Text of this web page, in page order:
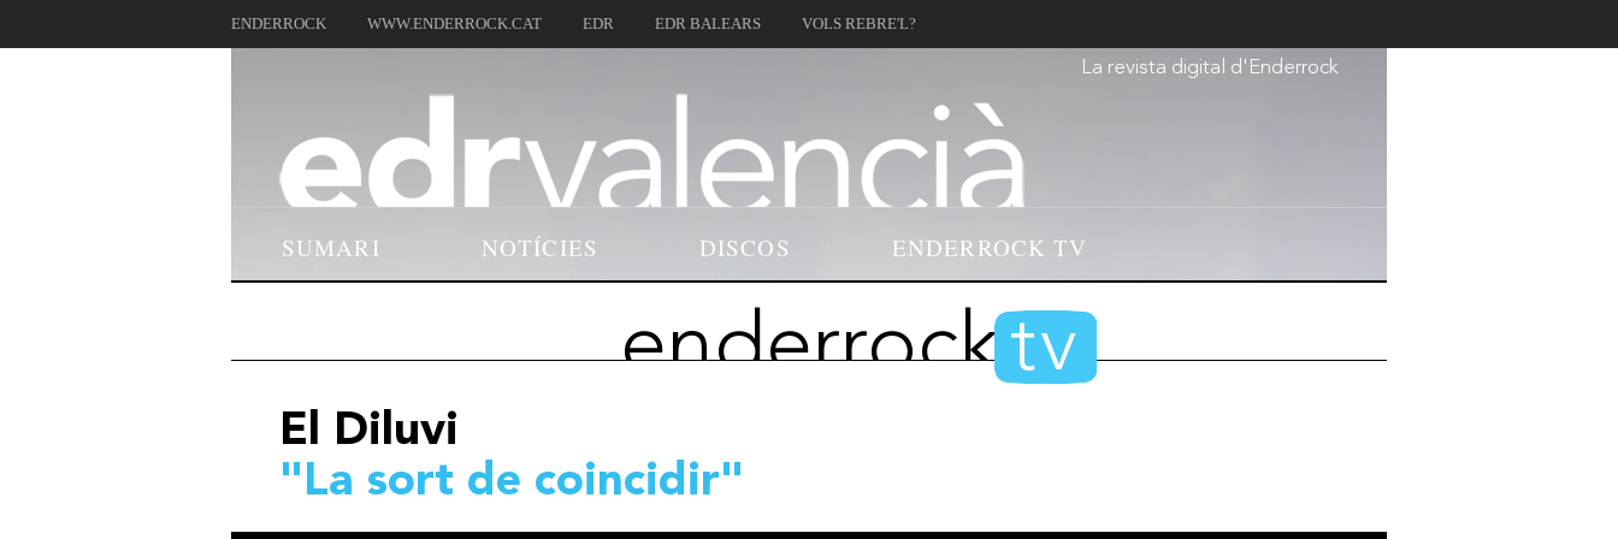
ENDERROCK WWW.ENDERROCK.CAT EDR EDR BALEARS VOLS REBRE'L?
La revista digital d'Enderrock
SUMARI NOTÍCIES DISCOS ENDERROCK TV
enderrocktv
El Diluvi
"La sort de coincidir"